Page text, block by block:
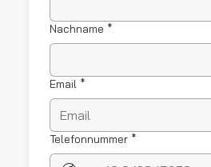
Nachname *
Email *
Telefonnummer *